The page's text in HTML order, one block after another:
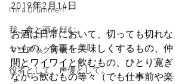
I'm a Drummer!
我、食と酒を好む。
マニアック万歳！
役者として、声優として。
2019年2月14日
お酒は日常において、切っても切れな
いもの。食事を美味しくするもの、仲
間とワイワイと飲むもの、ひとり寛ぎ
ながら飲むもの等々（でも仕事前や楽